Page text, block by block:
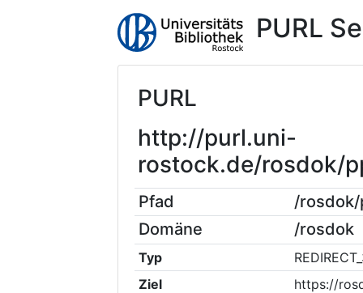
PURL
PURL
http://purl.uni-
rostock.de/rosdok/
Pfad
/
Domäne
/rosdok
Typ
Ziel
https://